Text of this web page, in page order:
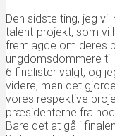
Den sidste ting, jeg
talent-projekt, som vi
fremlagde om deres
ungdomsdommere
6 finalister valgt, og
videre, men det
vores respektive
præsidenterne fra
Bare det at gå i